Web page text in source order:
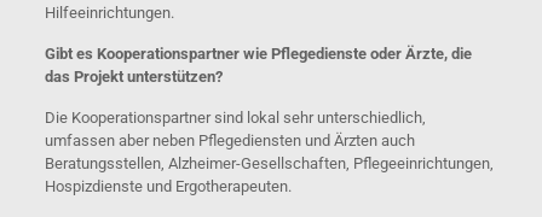
Hilfeeinrichtungen.
Gibt es Kooperationspartner wie Pflegedienste oder Ärzte, die
das Projekt unterstützen?
Die Kooperationspartner sind lokal sehr unterschiedlich,
umfassen aber neben Pflegediensten und Ärzten auch
Beratungsstellen, Alzheimer-Gesellschaften, Pflegeeinrichtungen,
Hospizdienste und Ergotherapeuten.